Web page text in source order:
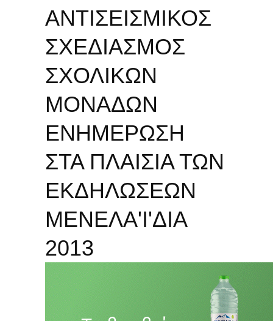
ΑΝΤΙΣΕΙΣΜΙΚΟΣ
ΣΧΕΔΙΑΣΜΟΣ
ΣΧΟΛΙΚΩΝ
ΜΟΝΑΔΩΝ
ΕΝΗΜΕΡΩΣΗ
ΣΤΑ ΠΛΑΙΣΙΑ ΤΩΝ
ΕΚΔΗΛΩΣΕΩΝ
ΜΕΝΕΛΑ'Ι'ΔΙΑ
2013